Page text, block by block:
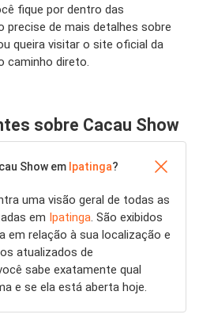
fique por dentro das
precise de mais detalhes sobre
queira visitar o site oficial da
caminho direto.
sobre Cacau Show
Show em Ipatinga?
uma visão geral de todas as
em Ipatinga. São exibidos
em relação à sua localização e
atualizados de
sabe exatamente qual
e se ela está aberta hoje.